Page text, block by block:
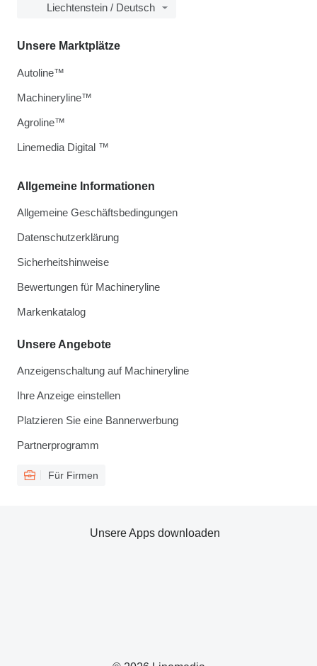
Liechtenstein / Deutsch
Allgemeine Informationen
Allgemeine Geschäftsbedingungen
Datenschutzerklärung
Sicherheitshinweise
Bewertungen für Machineryline
Markenkatalog
Unsere Angebote
Anzeigenschaltung auf Machineryline
Ihre Anzeige einstellen
Platzieren Sie eine Bannerwerbung
Partnerprogramm
Für Firmen
Unsere Marktplätze
Autoline™
Machineryline™
Agroline™
Linemedia Digital ™
Unsere Apps downloaden